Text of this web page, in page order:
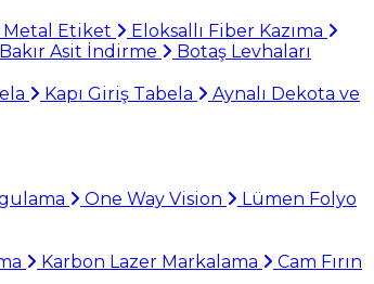
Metal Etiket
Eloksallı Fiber Kazıma
Bakır Asit İndirme Botaş Levhaları
Kapı Giriş Tabela
Aynalı Dekota ve
One Way Vision
Lümen Folyo
Karbon Lazer Markalama
Cam Fırın